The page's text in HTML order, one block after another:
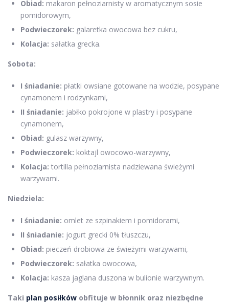
Obiad: makaron pełnoziarnisty w aromatycznym sosie
pomidorowym,
Podwieczorek: galaretka owocowa bez cukru,
Kolacja: sałatka grecka.
Sobota:
I śniadanie: płatki owsiane gotowane na wodzie, posypane
cynamonem i rodzynkami,
II śniadanie: jabłko pokrojone w plastry i posypane
cynamonem,
Obiad: gulasz warzywny,
Podwieczorek: koktajl owocowo-warzywny,
Kolacja: tortilla pełnoziarnista nadziewana świeżymi
warzywami.
Niedziela:
I śniadanie: omlet ze szpinakiem i pomidorami,
II śniadanie: jogurt grecki 0% tłuszczu,
Obiad: pieczeń drobiowa ze świeżymi warzywami,
Podwieczorek: sałatka owocowa,
Kolacja: kasza jaglana duszona w bulionie warzywnym.
Taki plan posiłków obfituje w błonnik oraz niezbędne